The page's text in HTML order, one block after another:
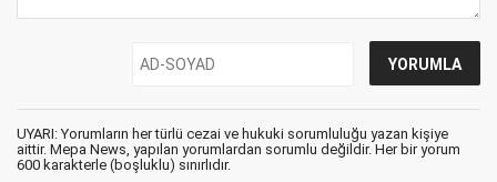
UYARI: Yorumların her türlü cezai ve hukuki sorumluluğu yazan kişiye
aittir. Mepa News, yapılan yorumlardan sorumlu değildir. Her bir yorum
600 karakterle (boşluklu) sınırlıdır.